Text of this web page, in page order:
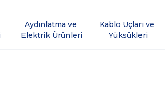
Aydınlatma ve
Elektrik Ürünleri
Kablo Uçları ve
Yüksükleri